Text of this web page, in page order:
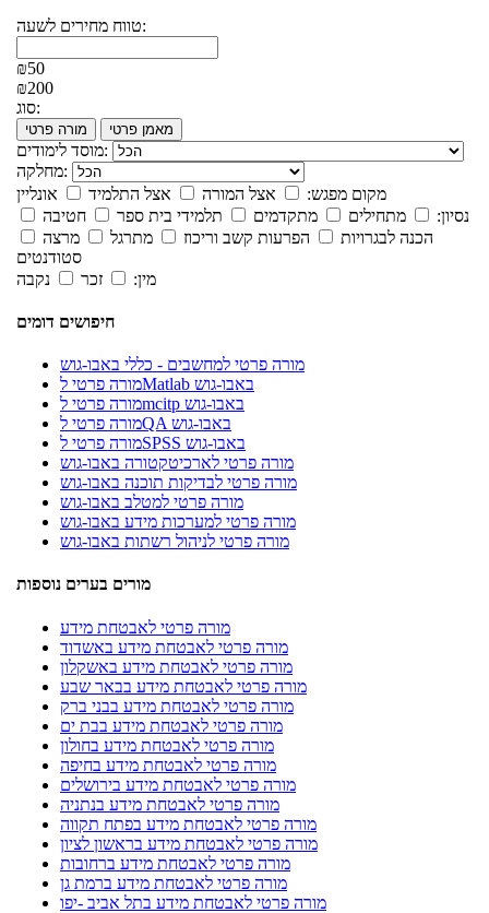
טווח מחירים לשעה:
₪50
₪200
סוג:
מורה פרטי מאמן פרטי
מוסד לימודים:
מחלקה:
מקום מפגש:
אצל המורה אצל התלמיד
אונליין
נסיון:
מתחילים מתקדמים תלמידי בית ספר
חטיבה
הכנה לבגרויות
הפרעות קשב וריכוז מתרגל
מרצה
סטודנטים
מין:
זכר נקבה
חיפושים דומים
מורה פרטי למחשבים - כללי באבו-גוש
מורה פרטי לMatlab באבו-גוש
מורה פרטי לmcitp באבו-גוש
מורה פרטי לQA באבו-גוש
מורה פרטי לSPSS באבו-גוש
מורה פרטי לארכיטקטורה באבו-גוש
מורה פרטי לבדיקות תוכנה באבו-גוש
מורה פרטי למטלב באבו-גוש
מורה פרטי למערכות מידע באבו-גוש
מורה פרטי לניהול רשתות באבו-גוש
מורים בערים נוספות
מורה פרטי לאבטחת מידע
מורה פרטי לאבטחת מידע באשדוד
מורה פרטי לאבטחת מידע באשקלון
מורה פרטי לאבטחת מידע בבאר שבע
מורה פרטי לאבטחת מידע בבני ברק
מורה פרטי לאבטחת מידע בבת ים
מורה פרטי לאבטחת מידע בחולון
מורה פרטי לאבטחת מידע בחיפה
מורה פרטי לאבטחת מידע בירושלים
מורה פרטי לאבטחת מידע בנתניה
מורה פרטי לאבטחת מידע בפתח תקווה
מורה פרטי לאבטחת מידע בראשון לציון
מורה פרטי לאבטחת מידע ברחובות
מורה פרטי לאבטחת מידע ברמת גן
מורה פרטי לאבטחת מידע בתל אביב -יפו